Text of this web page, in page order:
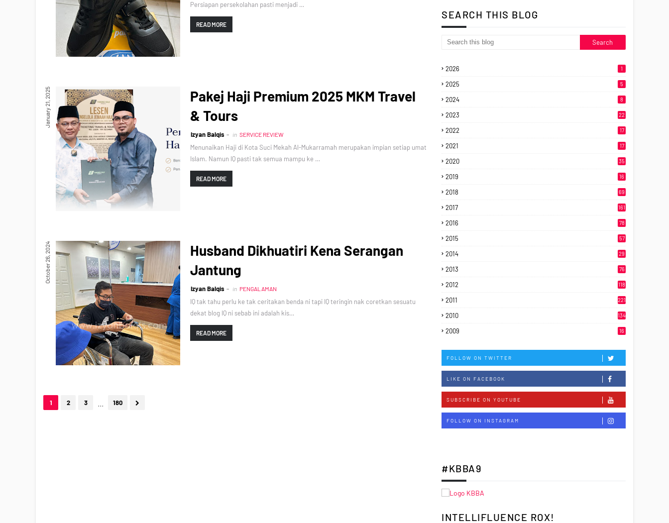
Persiapan persekolahan pasti menjadi …
READ MORE
January 21, 2025
Pakej Haji Premium 2025 MKM Travel
& Tours
Izyan Balqis in SERVICE REVIEW
Menunaikan Haji di Kota Suci Mekah Al-Mukarramah merupakan impian setiap umat
Islam. Namun IQ pasti tak semua mampu ke …
READ MORE
October 26, 2024
Husband Dikhuatiri Kena Serangan
Jantung
Izyan Balqis in PENGALAMAN
IQ tak tahu perlu ke tak ceritakan benda ni tapi IQ teringin nak coretkan sesuatu
dekat blog IQ ni sebab ini adalah kis…
READ MORE
1 2 3 180
SEARCH THIS BLOG
2026 1
2025 5
2024 8
2023 22
2022 17
2021 17
2020 35
2019 16
2018 69
2017 161
2016 78
2015 57
2014 29
2013 76
2012 118
2011 221
2010 134
2009 16
FOLLOW ON TWITTER
LIKE ON FACEBOOK
SUBSCRIBE ON YOUTUBE
FOLLOW ON INSTAGRAM
#KBBA9
INTELLIFLUENCE ROX!